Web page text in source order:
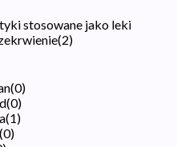
stosowane jako leki
(2)
(0)
(0)
(1)
(0)